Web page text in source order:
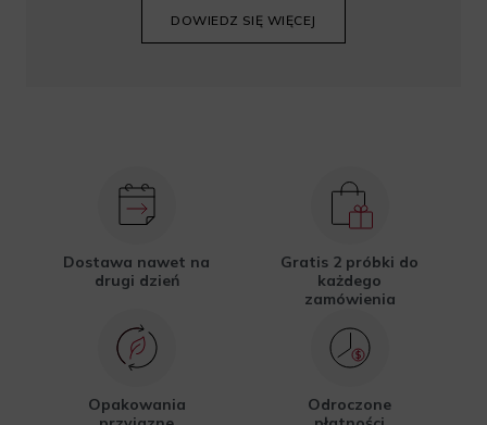
DOWIEDZ SIĘ WIĘCEJ
Dostawa nawet na
drugi dzień
Gratis 2 próbki do
każdego
zamówienia
Opakowania
Odroczone